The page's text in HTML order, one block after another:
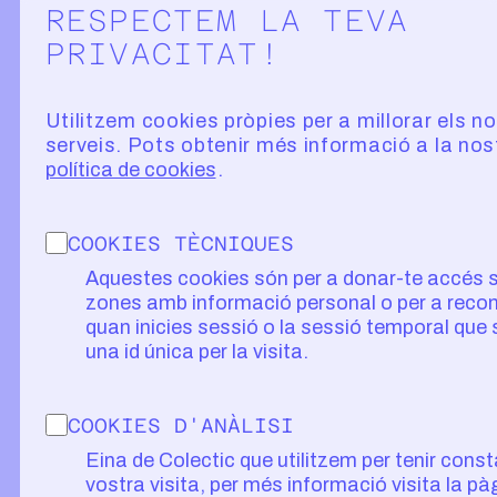
RESPECTEM LA TEVA
PRIVACITAT!
Utilitzem cookies pròpies per a millorar els
serveis. Pots obtenir més informació a la
política de cookies
COOKIES TÈCNIQUES
Aquestes cookies són per a donar-te accés
zones amb informació personal o per a
quan inicies sessió o la sessió temporal que
una id única per la visita.
COOKIES D'ANÀLISI
Eina de Colectic que utilitzem per tenir
vostra visita, per més informació visita la